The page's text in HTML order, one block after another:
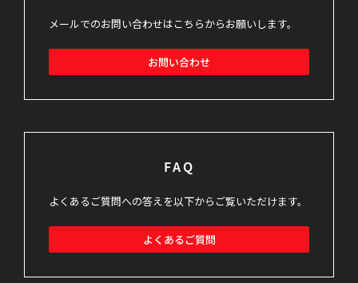
メールでのお問い合わせはこちらからお願いします。
お問い合わせ
FAQ
よくあるご質問への答えを以下からご覧いただけます。
よくあるご質問